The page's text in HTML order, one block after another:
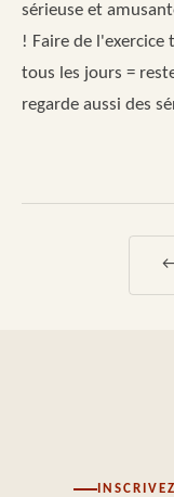
sérieuse et
! Faire de l'exercice
tous les jours =
regarde aussi des
←